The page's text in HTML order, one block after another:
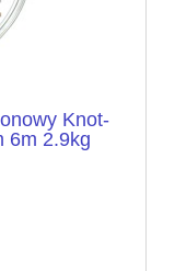
Knot-
6m 2.9kg